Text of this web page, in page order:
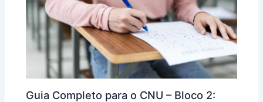
Guia Completo para o CNU – Bloco 2: